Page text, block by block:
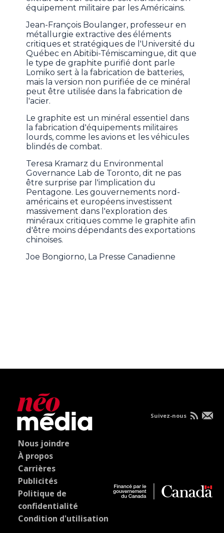
équipement militaire par les Américains.
Jean-François Boulanger, professeur en
métallurgie extractive des éléments
critiques et stratégiques de l'Université du
Québec en Abitibi-Témiscamingue, dit que
le type de graphite purifié dont parle
Lomiko sert à la fabrication de batteries,
mais la version non purifiée de ce minéral
peut être utilisée dans la fabrication de
l'acier.
Le graphite est un minéral essentiel dans
la fabrication d'équipements militaires
lourds, comme les avions et les véhicules
blindés de combat.
Teresa Kramarz du Environmental
Governance Lab de Toronto, dit ne pas
être surprise par l'implication du
Pentagone. Les gouvernements nord-
américains et européens investissent
massivement dans l'exploration des
minéraux critiques comme le graphite afin
d'être moins dépendants des exportations
chinoises.
Joe Bongiorno, La Presse Canadienne
Nous joindre
À propos
Carrières
Publicités
Politique de
confidentialité
Condition d'utilisation
Suivez-nous